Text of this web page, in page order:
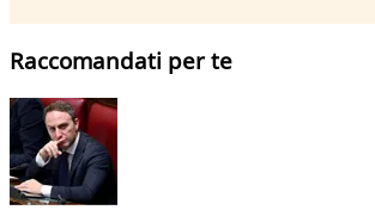
Raccomandati per te